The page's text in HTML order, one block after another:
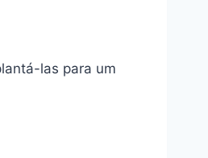
las para um